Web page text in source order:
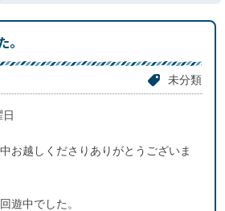
。
未分類
お越しくださりありがとうございま
遊中でした。